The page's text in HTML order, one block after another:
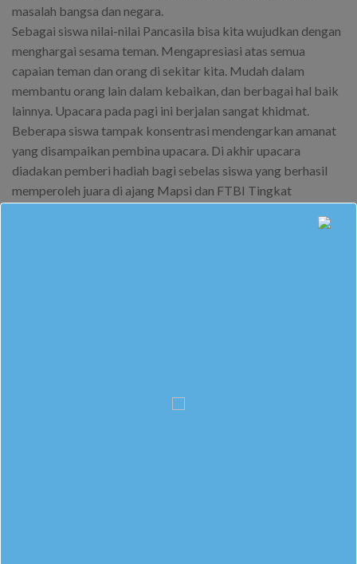
masalah bangsa dan negara.
Sebagai siswa nilai-nilai Pancasila bisa kita wujudkan dengan
menghargai sesama teman. Mengapresiasi atas semua
capaian teman dan orang di sekitar kita. Mudah dalam
membantu orang lain dalam kebaikan, dan berbagai hal baik
lainnya. Upacara pada pagi ini berjalan sangat khidmat.
Beberapa siswa tampak konsentrasi mendengarkan amanat
yang disampaikan pembina upacara. Di akhir upacara
diadakan pemberi hadiah bagi sebelas siswa yang berhasil
memperoleh juara di ajang Mapsi dan FTBI Tingkat